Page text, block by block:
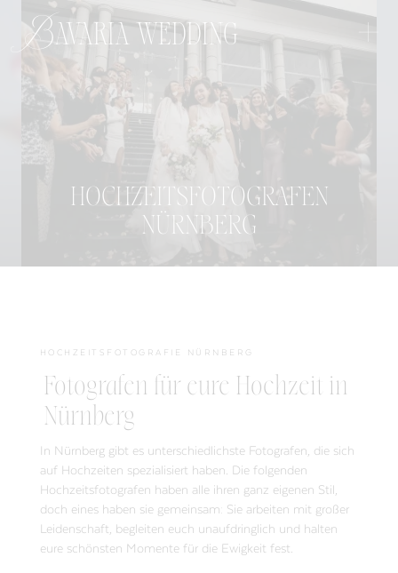
Bavaria wedding +
HOCHZEITSFOTOGRAFEN
NÜRNBERG
HOCHZEITSFOTOGRAFIE NÜRNBERG
Fotografen für eure Hochzeit in
Nürnberg
In Nürnberg gibt es unterschiedlichste Fotografen, die sich
auf Hochzeiten spezialisiert haben. Die folgenden
Hochzeitsfotografen haben alle ihren ganz eigenen Stil,
doch eines haben sie gemeinsam: Sie arbeiten mit großer
Leidenschaft, begleiten euch unaufdringlich und halten
eure schönsten Momente für die Ewigkeit fest.